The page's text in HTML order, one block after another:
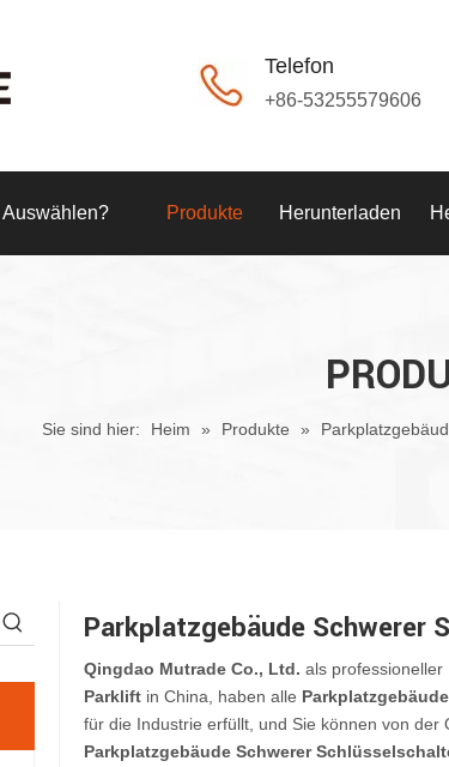
Telefon
+86-53255579606
Produkte Herunterladen
Sie sind hier: Heim » Produkte »
Parkplatzgebäude Schwerer
Qingdao Mutrade Co., Ltd. als professioneller
Parklift in China, haben alle
für die Industrie erfüllt, und Sie können von
Parkplatzgebäude Schwerer